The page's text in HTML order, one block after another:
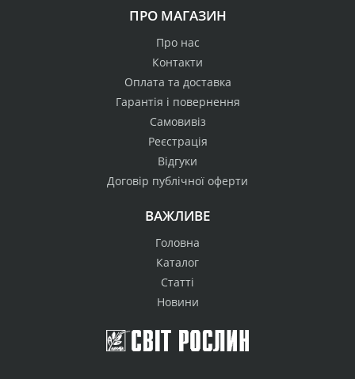
ПРО МАГАЗИН
Про нас
Контакти
Оплата та доставка
Гарантія і повернення
Самовивіз
Реєстрація
Відгуки
Договір публічної оферти
ВАЖЛИВЕ
Головна
Каталог
Статті
Новини